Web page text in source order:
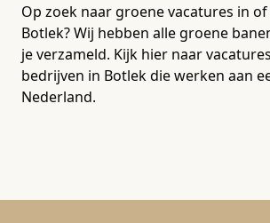
Op zoek naar groene vacatures in
Botlek? Wij hebben alle groene
je verzameld. Kijk hier naar
bedrijven in Botlek die werken aan
Nederland.